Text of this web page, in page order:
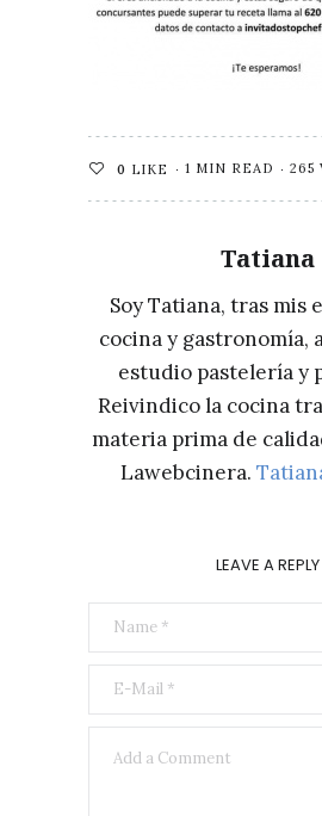
ÚNETE A LA NEWSLETTER
0 LIKE 1 MIN READ 265
Tatiana
Soy Tatiana, tras mis
cocina y gastronomía,
estudio pastelería y
Reivindico la cocina
materia prima de
Lawebcinera.
LEAVE A REPLY